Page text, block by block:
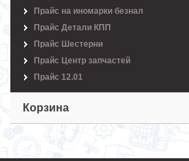
Прайс на иномарки безнал
Прайс Детали КПП
Прайс Шестерни
Прайс Центр запчастей
Прайс 12.01
Корзина